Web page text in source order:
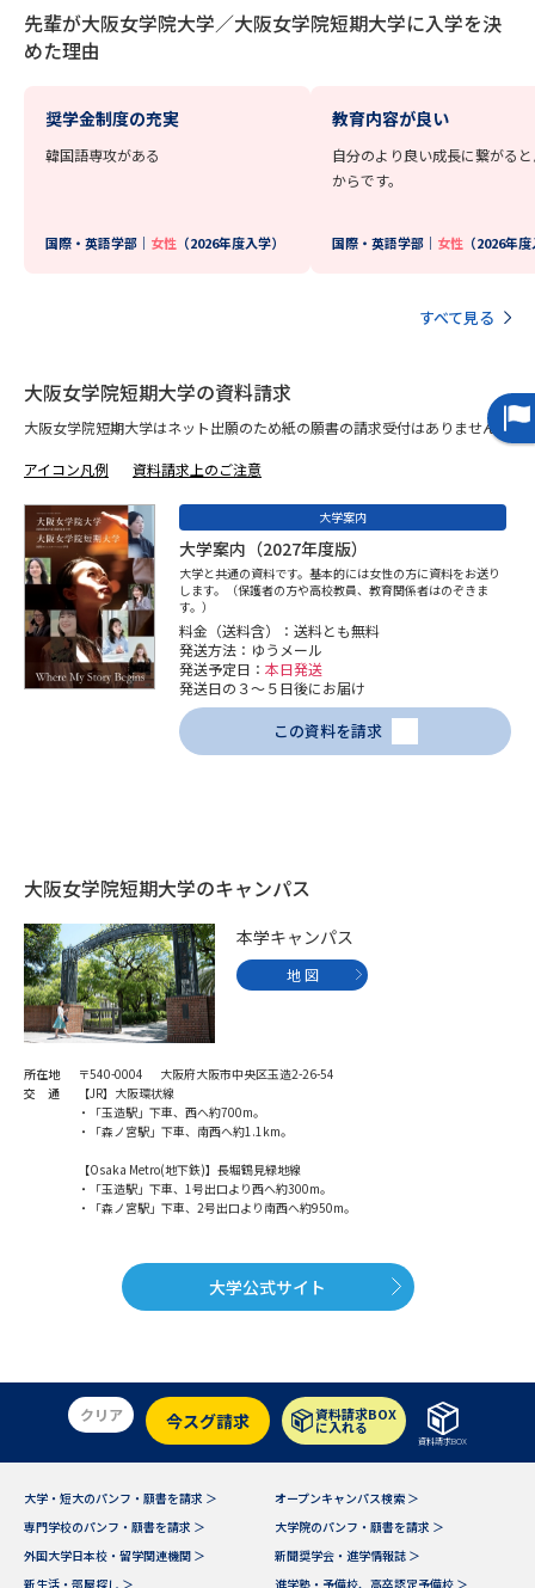
データサイエンス特集 奨学金・特待生制度特集
新学年スタート号特集ページ
新学年スタート号特集ページ
（高2生用）
来場型・Web型イベント特集 夢ナビライブ
資料検索
志望校・出願校を調べる
併願校選び 受験スケジュールを立てよう
先輩が入学を決めた理由 テレメール全国一斉進学調査
学問発見
大学で学びたい学問発見
学問の教科書
ユーザーサポート
お支払いサイト
個人情報取扱規定
テレメール進学カタログ
訂正のご案内
先輩が大阪女学院大学／大阪女学院短期大学に入学を決
めた理由
奨学金制度の充実
韓国語専攻がある
国際・英語学部｜ 女性 （2026年度入学）
教育内容が良い
自分のより良い成長に繋がる
からです。
国際・英語学部｜ 女性 （2026年
すべて見る
大阪女学院短期大学の資料請求
大阪女学院短期大学はネット出願のため紙の願書の請求受付はありません。
アイコン凡例 資料請求上のご注意
大学案内
大学案内（2027年度版）
大学と共通の資料です。基本的には女性の方に資料をお送り
します。（保護者の方や高校教員、教育関係者はのぞきま
す。）
料金（送料含）：送料とも無料
発送方法：ゆうメール
発送予定日： 本日発送
発送日の３～５日後にお届け
この資料を請求
大阪女学院短期大学のキャンパス
本学キャンパス
地 図
所在地
〒540-0004 大阪府大阪市中央区玉造2-26-54
交 通
【JR】大阪環状線
・「玉造駅」下車、西へ約700m。
・「森ノ宮駅」下車、南西へ約1.1km。
【Osaka Metro(地下鉄)】長堀鶴見緑地線
・「玉造駅」下車、1号出口より西へ約300m。
・「森ノ宮駅」下車、2号出口より南西へ約950m。
大学公式サイト
クリア 今スグ請求 資料請求BOX
に入れる
資料請求BOX
大学・短大のパンフ・願書を請求 ＞
オープンキャンパス検索 ＞
専門学校のパンフ・願書を請求 ＞
大学院のパンフ・願書を請求 ＞
外国大学日本校・留学関連機関 ＞
新聞奨学会・進学情報誌 ＞
新生活・部屋探し ＞
進学塾・予備校、高卒認定予備校 ＞